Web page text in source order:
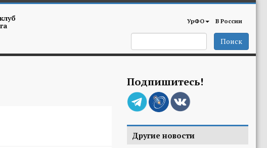
УрФО В России
Поиск
Подпишитесь!
Другие новости